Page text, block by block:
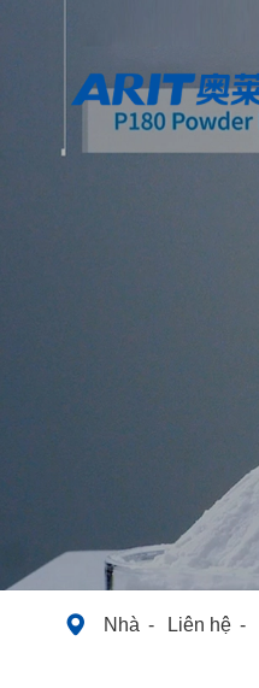
 Nhà Liên hệ